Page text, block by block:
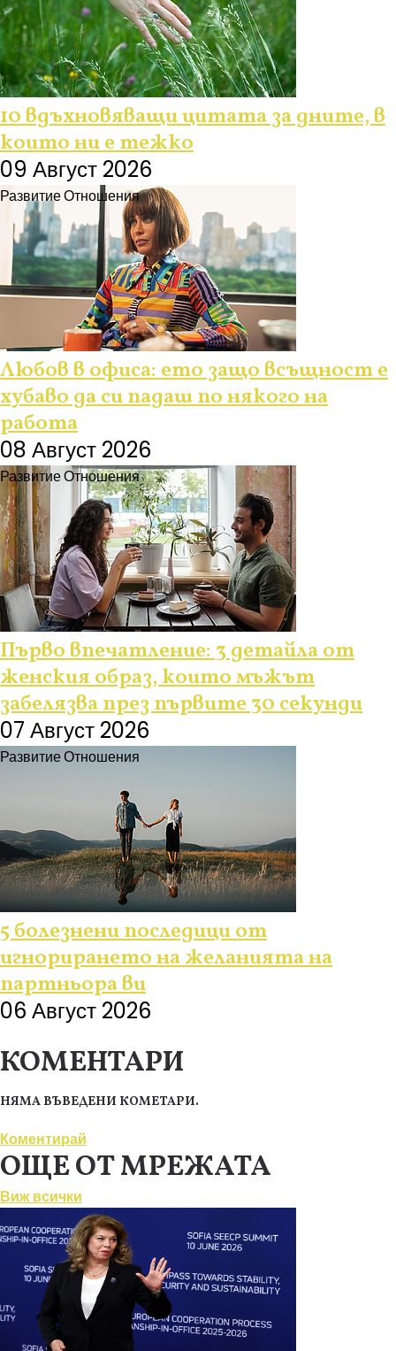
10 вдъхновяващи цитата за дните, в
които ни е тежко
09 Август 2026
РазвитиеОтношения
Любов в офиса: ето защо всъщност е
хубаво да си падаш по някого на
работа
08 Август 2026
РазвитиеОтношения
Първо впечатление: 3 детайла от
женския образ, които мъжът
забелязва през първите 30 секунди
07 Август 2026
РазвитиеОтношения
5 болезнени последици от
игнорирането на желанията на
партньора ви
06 Август 2026
КОМЕНТАРИ
НЯМА ВЪВЕДЕНИ КОМЕТАРИ.
Коментирай
ОЩЕ ОТ МРЕЖАТА
Виж всички